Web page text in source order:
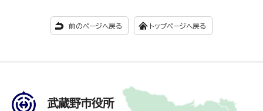
前のページへ戻る トップページへ戻る
武蔵野市役所